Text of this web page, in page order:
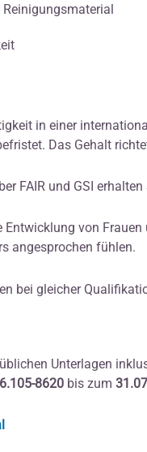
in einer
Das Gehalt
FAIR und GSI
Entwicklung von
angesprochen fühlen.
bei gleicher
Unterlagen
8620 bis zum